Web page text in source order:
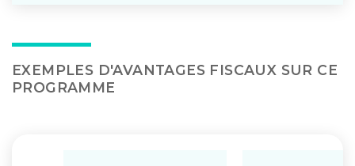
EXEMPLES D'AVANTAGES FISCAUX SUR CE
PROGRAMME